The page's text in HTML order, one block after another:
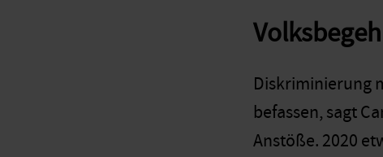
Diskriminierung
befassen, sagt
Anstöße. 2020